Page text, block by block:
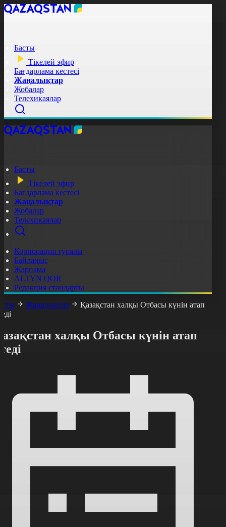
Басты
Тікелей эфир
Бағдарлама кестесі
Жаңалықтар
Жобалар
Телехикаялар
Басты
Тікелей эфир
Бағдарлама кестесі
Жаңалықтар
Жобалар
Телехикаялар
Корпорация туралы
Байланыс
Жарнама
ALTYN QOR
Редакция стандарты
Жаңалықтар
Қазақстан халқы Отбасы күнін атап
халқы Отбасы күнін атап